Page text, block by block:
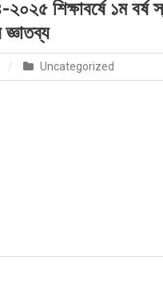
২০২৫ শিক্ষাবর্ষে ১ম
জ্ঞাতব্য
Uncategorized